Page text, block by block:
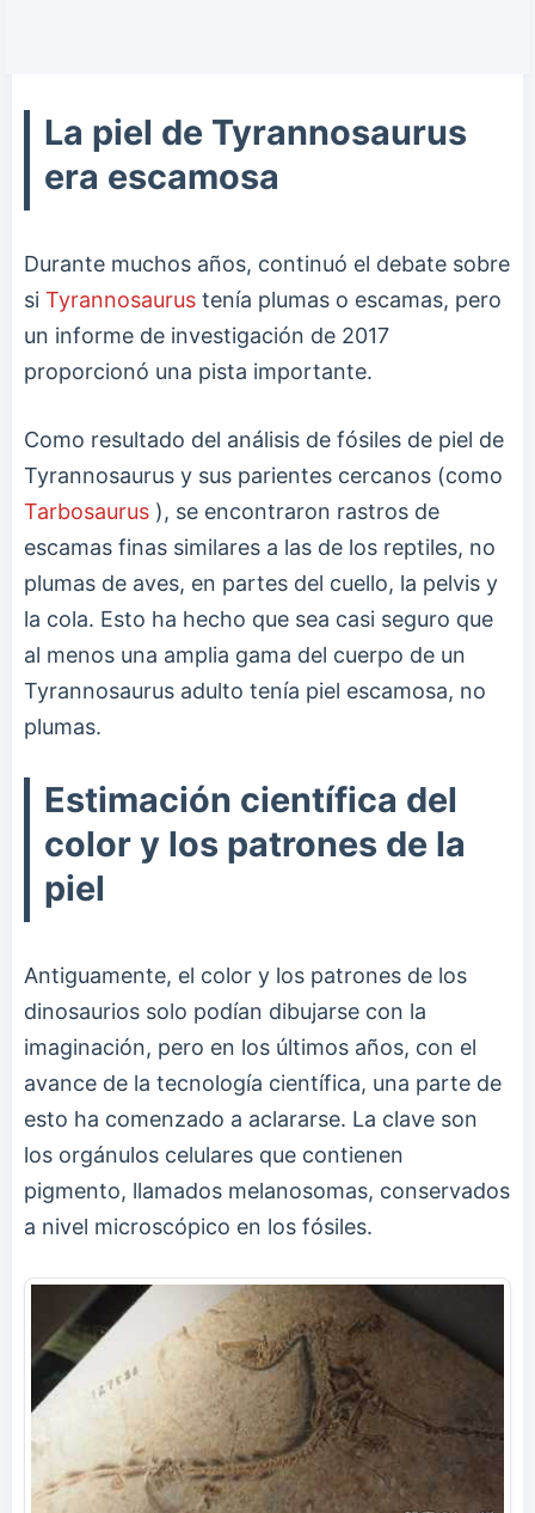
La piel de Tyrannosaurus
era escamosa
Durante muchos años, continuó el debate sobre
si Tyrannosaurus tenía plumas o escamas, pero
un informe de investigación de 2017
proporcionó una pista importante.
Como resultado del análisis de fósiles de piel de
Tyrannosaurus y sus parientes cercanos (como
Tarbosaurus ), se encontraron rastros de
escamas finas similares a las de los reptiles, no
plumas de aves, en partes del cuello, la pelvis y
la cola. Esto ha hecho que sea casi seguro que
al menos una amplia gama del cuerpo de un
Tyrannosaurus adulto tenía piel escamosa, no
plumas.
Estimación científica del
color y los patrones de la
piel
Antiguamente, el color y los patrones de los
dinosaurios solo podían dibujarse con la
imaginación, pero en los últimos años, con el
avance de la tecnología científica, una parte de
esto ha comenzado a aclararse. La clave son
los orgánulos celulares que contienen
pigmento, llamados melanosomas, conservados
a nivel microscópico en los fósiles.